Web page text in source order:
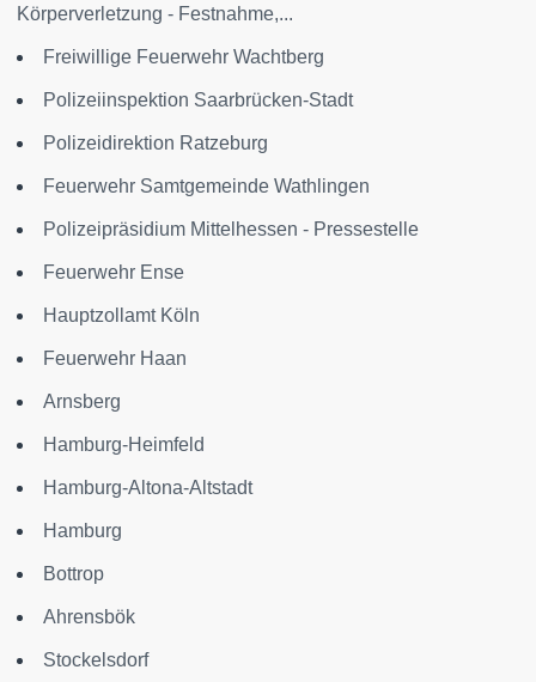
Körperverletzung - Festnahme,...
Freiwillige Feuerwehr Wachtberg
Polizeiinspektion Saarbrücken-Stadt
Polizeidirektion Ratzeburg
Feuerwehr Samtgemeinde Wathlingen
Polizeipräsidium Mittelhessen - Pressestelle
Feuerwehr Ense
Hauptzollamt Köln
Feuerwehr Haan
Arnsberg
Hamburg-Heimfeld
Hamburg-Altona-Altstadt
Hamburg
Bottrop
Ahrensbök
Stockelsdorf